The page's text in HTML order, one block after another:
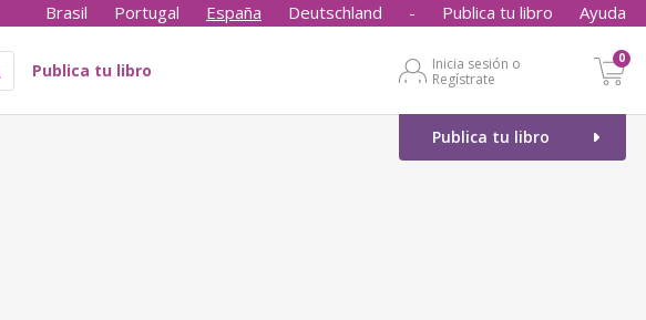
Brasil Portugal España Deutschland - Publica tu libro Ayuda
Publica tu libro
Inicia sesión o
Regístrate
0
Publica tu libro